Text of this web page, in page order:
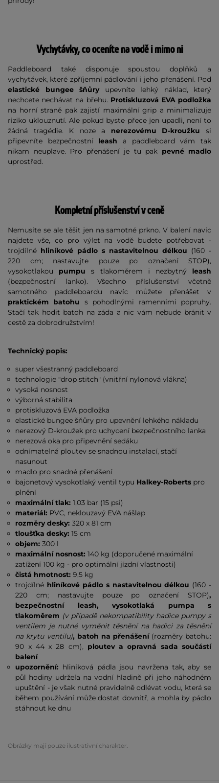
Vychytávky, co oceníte na vodě i mimo ni
Paddleboard také disponuje spoustou doplňků a
vychytávek, které zpříjemní pádlování i jeho přenášení. Pod
elastické bungee šňůryupevníte lehký náklad, který
nechcete nechávat na břehu. Protiskluzová EVA podložka
na horní straně pak zajistí maximální grip a minimalizuje
riziko uklouznutí. Ale pokud byste přece jen upadli, není to
žádná tragédie. K noze a nerezovému D-kroužku si
připevníte bezpečnostní leash a paddleboard vám tak
nikam neuplave. Pro přenášení je tu pak pevné madlo
uprostřed.
Kompletní příslušenství v ceně
Nemusíte se ale těšit jen na samotné prkno. V balení navíc
najdete vše, co pro výlet na vodě budete potřebovat -
trojdílné hliníkové pádlo s nastavitelnou délkou (160 -
220 cm; nastavujte pouze po označení STOP),
vysokotlakou pumpu s tlakoměrem i nezbytný leash
(bezpečnostní lanko). Všechno příslušenství včetně
samotného paddleboardu navíc můžete přenášet v
praktickém batohu s pohodlnými ramenními popruhy.
Stačí tak hodit batoh na záda a nic vám nebude bránit v
cestě za dobrodružstvím!
Technický popis:
super všestranný paddleboard
technologie "drop stitch" (vnitřní nylonová vlákna)
vysoká nosnost
výborná stabilita
protiskluzová EVA podložka
elastické bungee šňůry pro upevnění lehkého nákladu
nerezový D-kroužek pro uchycení bezpečnostního lanka
nerezová oka pro připevnění sedáku
odnímatelná ploutev se snadnou instalací, stačí
nasunout
madlo pro snadné přenášení
bajonetový vysokotlaký ventil typu Halkey-Roberts pro
plnění
maximální tlak:1,03 bar (15 psi)
materiál: PVC, neklouzavý EVA nášlap
rozměry desky:320 x 81 cm
tloušťka desky:15 cm
objem:300 l
maximální nosnost:140 kg (doporučené maximální
zatížení 100 kg - pro optimální jízdní vlastnosti)
čistá hmotnost:9,5 kg
trojdílné hliníkové pádlo s nastavitelnou délkou (160 -
220 cm; nastavujte pouze po označení STOP),
bezpečnostní leash, vysokotlaká pumpa s
tlakoměrem (v případě nekompatibility hadice pumpy s
ventilem je nutné vyměnit těsnění na hadici za těsnění
na krytu ventilu), batoh na přenášení (rozměry batohu:
90 x 44 x 28 cm), ploutev a opravná sada součástí
balení
upozornění: hliníková pádla jsou navržena tak, aby se
půl hodiny udržela na vodní hladině při jeho náhodném
upuštění - je však nutné pravidelně odlévat vodu, která se
během používání může dostat dovnitř, a mohla by pádlo
stáhnout ke dnu
Obrázky mají pouze ilustrativní charakter.